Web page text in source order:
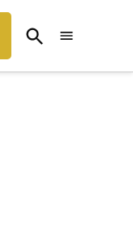
Open
Search